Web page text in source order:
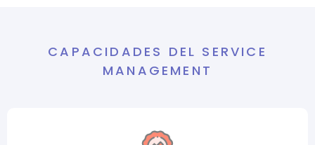
CAPACIDADES DEL SERVICE
MANAGEMENT